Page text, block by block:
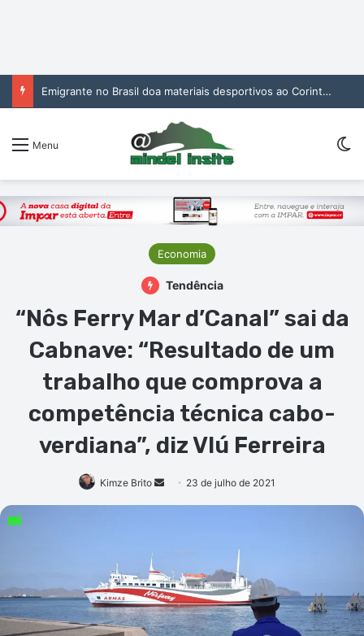
Emigrante no Brasil doa materiais desportivos ao Corinthians de São Vicente
Menu
Economia
Tendência
“Nôs Ferry Mar d’Canal” sai da
Cabnave: “Resultado de um
trabalho que comprova a
competência técnica cabo-
verdiana”, diz Vlú Ferreira
Kimze Brito
Mande23 de julho de 2021